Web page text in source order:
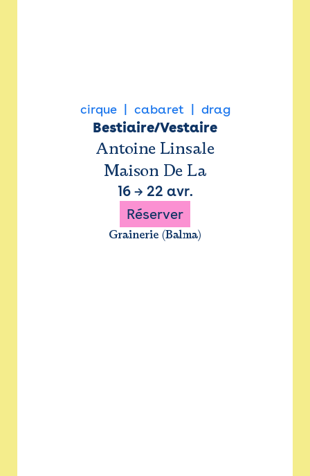
cirque cabaret drag
Bestiaire/Vestaire
Antoine Linsale
Maison De La
16→ 22 avr.
Réserver
Grainerie (Balma)